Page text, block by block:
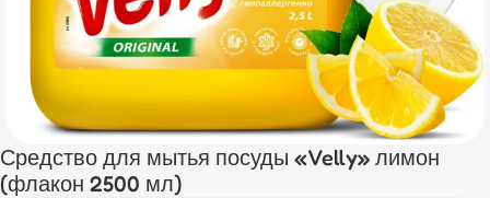
Средство для мытья посуды «Velly» лимон
(флакон 2500 мл)